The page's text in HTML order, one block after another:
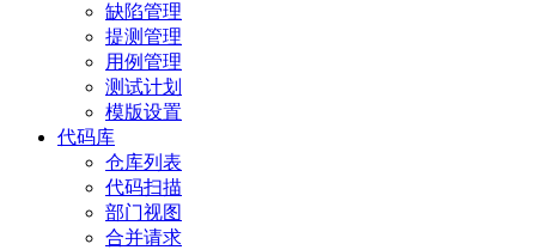
缺陷管理
提测管理
用例管理
测试计划
模版设置
代码库
仓库列表
代码扫描
部门视图
合并请求